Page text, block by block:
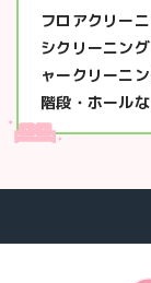
フロアクリー
シクリーニン
ャークリーニ
階段・ホール